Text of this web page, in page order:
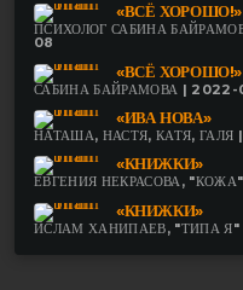
«ВСЁ ХОРОШО!»
ПСИХОЛОГ САБИНА
08
«ВСЁ ХОРОШО!»
САБИНА БАЙРАМОВА |
«ИВА НОВА»
НАТАША, НАСТЯ, КАТЯ, ГАЛЯ
«КНИЖКИ»
ЕВГЕНИЯ НЕКРАСОВА,
«КНИЖКИ»
ИСЛАМ ХАНИПАЕВ, "ТИПА